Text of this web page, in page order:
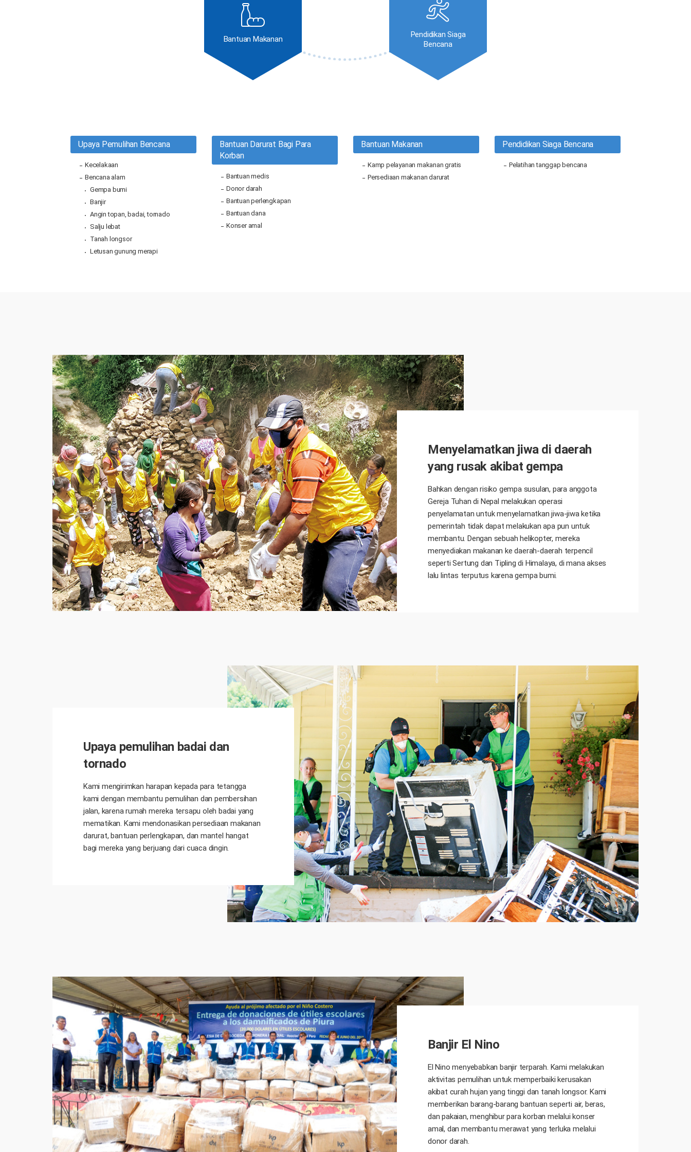
Bantuan Makanan
Pendidikan Siaga
Bencana
Upaya Pemulihan Bencana
Kecelakaan
Bencana alam
Gempa bumi
Banjir
Angin topan, badai, tornado
Salju lebat
Tanah longsor
Letusan gunung merapi
Bantuan Darurat Bagi Para
Korban
Bantuan medis
Donor darah
Bantuan perlengkapan
Bantuan dana
Konser amal
Bantuan Makanan
Kamp pelayanan makanan gratis
Persediaan makanan darurat
Pendidikan Siaga Bencana
Pelatihan tanggap bencana
Menyelamatkan jiwa di daerah
yang rusak akibat gempa
Bahkan dengan risiko gempa susulan, para anggota
Gereja Tuhan di Nepal melakukan operasi
penyelamatan untuk menyelamatkan jiwa-jiwa ketika
pemerintah tidak dapat melakukan apa pun untuk
membantu. Dengan sebuah helikopter, mereka
menyediakan makanan ke daerah-daerah terpencil
seperti Sertung dan Tipling di Himalaya, di mana akses
lalu lintas terputus karena gempa bumi.
Upaya pemulihan badai dan
tornado
Kami mengirimkan harapan kepada para tetangga
kami dengan membantu pemulihan dan pembersihan
jalan, karena rumah mereka tersapu oleh badai yang
mematikan. Kami mendonasikan persediaan makanan
darurat, bantuan perlengkapan, dan mantel hangat
bagi mereka yang berjuang dari cuaca dingin.
Banjir El Nino
El Nino menyebabkan banjir terparah. Kami melakukan
aktivitas pemulihan untuk memperbaiki kerusakan
akibat curah hujan yang tinggi dan tanah longsor. Kami
memberikan barang-barang bantuan seperti air, beras,
dan pakaian, menghibur para korban melalui konser
amal, dan membantu merawat yang terluka melalui
donor darah.